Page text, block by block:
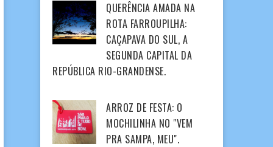
QUERÊNCIA AMADA NA
ROTA FARROUPILHA:
CAÇAPAVA DO SUL, A
SEGUNDA CAPITAL DA
REPÚBLICA RIO-GRANDENSE.
ARROZ DE FESTA: O
MOCHILINHA NO "VEM
PRA SAMPA, MEU".